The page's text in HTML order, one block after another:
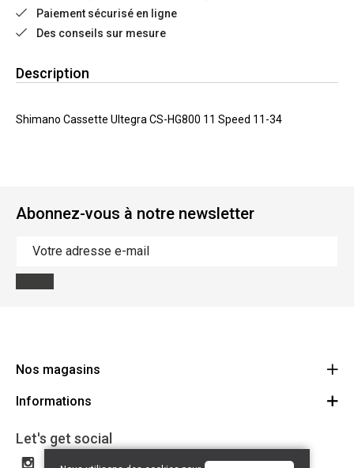
Paiement sécurisé en ligne
Des conseils sur mesure
Description
Shimano Cassette Ultegra CS-HG800 11 Speed 11-34
Abonnez-vous à notre newsletter
Nos magasins
Cycles Arnold Kontz Gare / Bonnevoie
+352 40 96 74 214 / +352 40 96 74 215
Informations
Conditions générales
Avertissement
Let's get social